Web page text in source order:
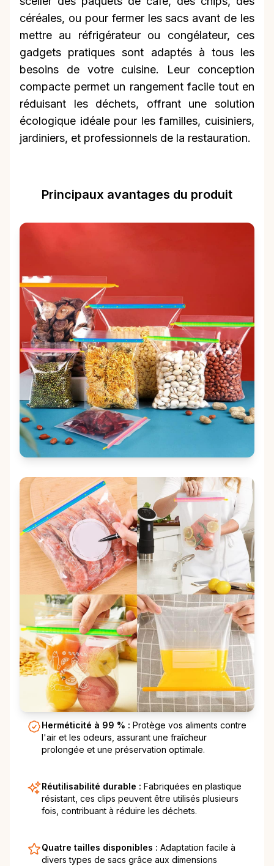
céréales, ou pour fermer les sacs avant de les
mettre au réfrigérateur ou congélateur, ces
gadgets pratiques sont adaptés à tous les
besoins de votre cuisine. Leur conception
compacte permet un rangement facile tout en
réduisant les déchets, offrant une solution
écologique idéale pour les familles, cuisiniers,
jardiniers, et professionnels de la restauration.
Principaux avantages du produit
Herméticité à 99 % : Protège vos aliments contre
l'air et les odeurs, assurant une fraîcheur
prolongée et une préservation optimale.
Réutilisabilité durable : Fabriquées en plastique
résistant, ces clips peuvent être utilisés plusieurs
fois, contribuant à réduire les déchets.
Quatre tailles disponibles : Adaptation facile à
divers types de sacs grâce aux dimensions